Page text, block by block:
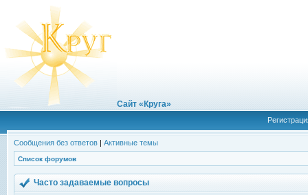
Сайт «Круга»
Сообщения без ответов | Активные темы
Список форумов
Часто задаваемые вопросы